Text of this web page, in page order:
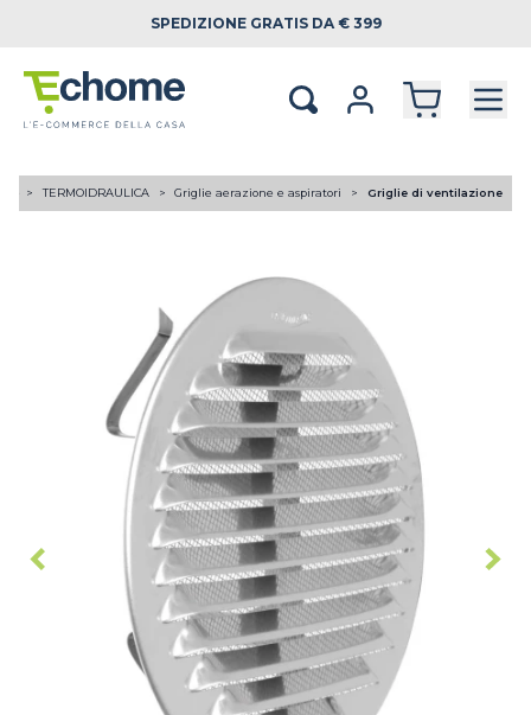
SPEDIZIONE GRATIS DA € 399
TERMOIDRAULICA Griglie aerazione e aspiratori Griglie di ventilazione